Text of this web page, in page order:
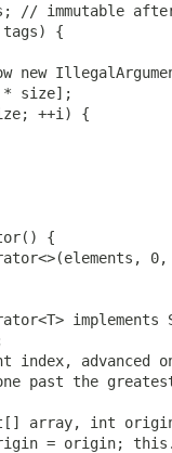
// immutable
{
new
size];
++i) {
{
implements
index, advanced
past the
array, int
= origin;